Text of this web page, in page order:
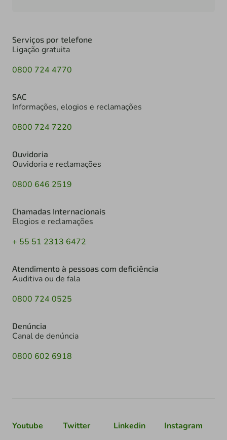
Serviços por telefone
Ligação gratuita
0800 724 4770
SAC
Informações, elogios e reclamações
0800 724 7220
Ouvidoria
Ouvidoria e reclamações
0800 646 2519
Chamadas Internacionais
Elogios e reclamações
+ 55 51 2313 6472
Atendimento à pessoas com deficiência
Auditiva ou de fala
0800 724 0525
Denúncia
Canal de denúncia
0800 602 6918
Youtube Twitter Linkedin Instagram